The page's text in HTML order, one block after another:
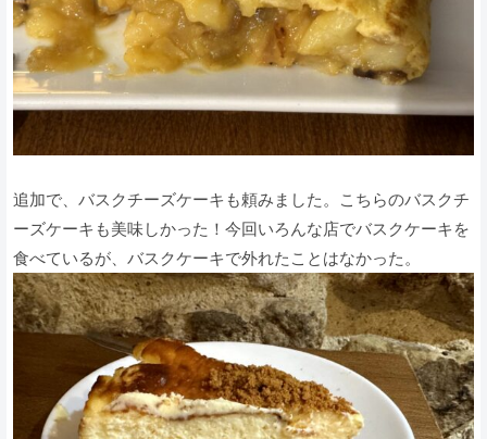
追加で、バスクチーズケーキも頼みました。こちらのバスクチ
ーズケーキも美味しかった！今回いろんな店でバスクケーキを
食べているが、バスクケーキで外れたことはなかった。